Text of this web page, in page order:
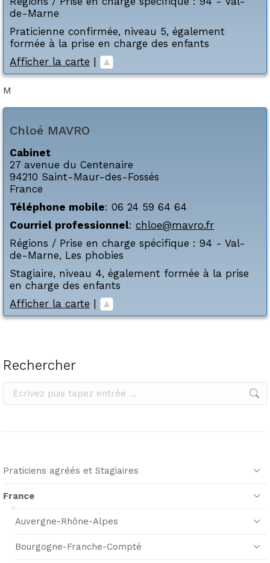
de-Marne
Praticienne confirmée, niveau 5, également
formée à la prise en charge des enfants
Afficher la carte |
M
Chloé MAVRO
Cabinet
27 avenue du Centenaire
94210 Saint-Maur-des-Fossés
France
Téléphone mobile: 06 24 59 64 64
Courriel professionnel: chloe@mavro.fr
Régions / Prise en charge spécifique : 94 - Val-
de-Marne, Les phobies
Stagiaire, niveau 4, également formée à la prise
en charge des enfants
Afficher la carte
Rechercher
Rechercher
Praticiens agréés et Stagiaires
France
Auvergne-Rhône-Alpes
Bourgogne-Franche-Compté